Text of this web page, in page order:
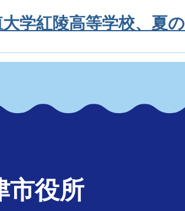
学紅陵高等学校、夏
市役所